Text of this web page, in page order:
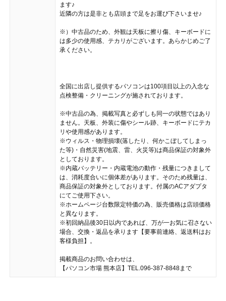
ます♪
近隣の方は是非とも店頭まで足をお運び下さいませ♪
※）中古品のため、外観は天板に擦り傷、キーボードに
は多少の使用感、テカリがございます。あらかじめご了
承ください。
全国に出店し提供するパソコンは100項目以上の入念な
点検整備・クリーニングが施されております。
※中古品の為、掲載写真と必ずしも同一の状態ではあり
ません。天板、外装に傷やシール跡、キーボードにテカ
リや使用感があります。
※ウィルス・物理損壊(落したり、何かこぼしてしまっ
た等)・自然災害(地震、雷、火災等)は商品保証の対象外
としております。
※内蔵バッテリー・内蔵電池の動作・残量につきまして
は、消耗度合いに個体差があります。そのため残量は、
商品保証の対象外としております。付属のACアダプタ
にてご使用下さい。
※ホームページ台数限定特価の為、販売価格は店頭価格
と異なります。
※初回納品後30日以内であれば、万が一お気に召さない
場合、交換・返品を承ります【要事前連絡、返送料はお
客様負担】。
掲載商品のお問い合わせは、
【パソコン市場 熊本店】TEL.096-387-8848まで